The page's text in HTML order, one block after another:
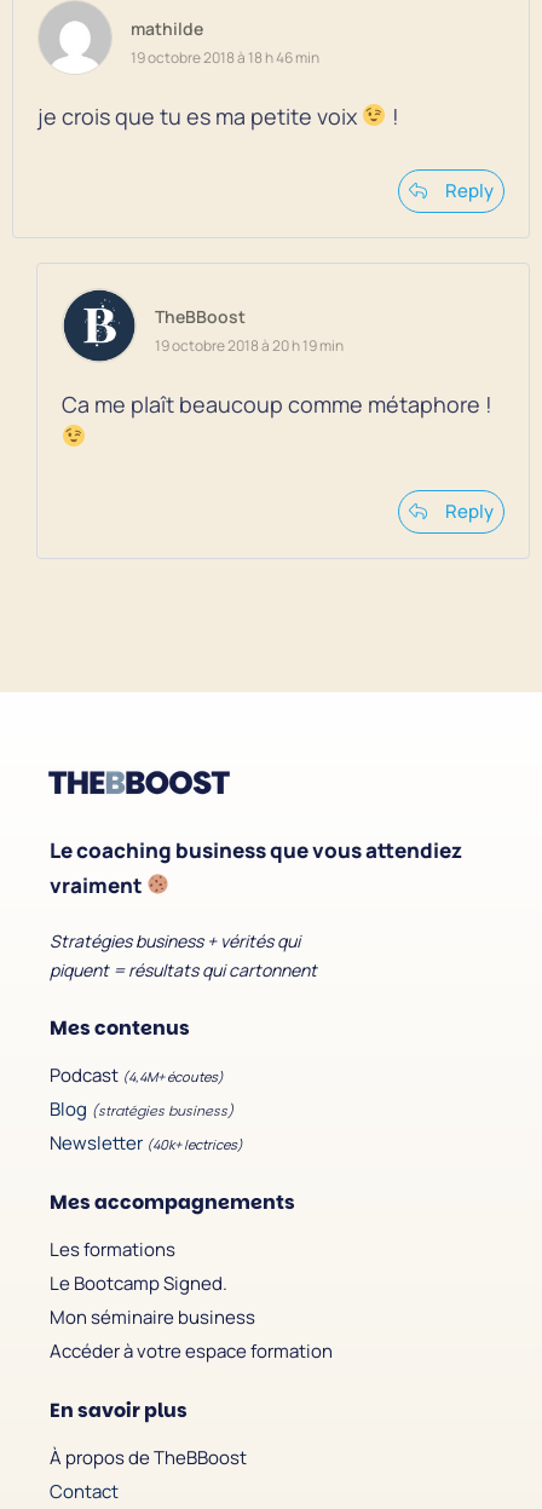
mathilde
19 octobre 2018 à 18 h 46 min
je crois que tu es ma petite voix !
Reply
TheBBoost
19 octobre 2018 à 20 h 19 min
Ca me plaît beaucoup comme métaphore !
Reply
Le coaching business que vous attendiez
vraiment
Stratégies business + vérités qui
piquent = résultats qui cartonnent
Mes contenus
Podcast (4,4M+ écoutes)
Blog (stratégies business)
Newsletter (40k+ lectrices)
Mes accompagnements
Les formations
Le Bootcamp Signed.
Mon séminaire business
Accéder à votre espace formation
En savoir plus
À propos de TheBBoost
Contact